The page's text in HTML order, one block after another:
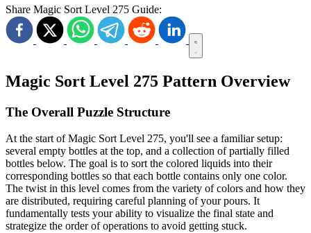
Share Magic Sort Level 275 Guide:
Magic Sort Level 275 Pattern Overview
The Overall Puzzle Structure
At the start of Magic Sort Level 275, you'll see a familiar setup:
several empty bottles at the top, and a collection of partially filled
bottles below. The goal is to sort the colored liquids into their
corresponding bottles so that each bottle contains only one color.
The twist in this level comes from the variety of colors and how they
are distributed, requiring careful planning of your pours. It
fundamentally tests your ability to visualize the final state and
strategize the order of operations to avoid getting stuck.